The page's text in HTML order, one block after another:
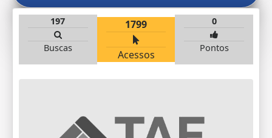
197
Buscas
1799
Acessos
0
Pontos